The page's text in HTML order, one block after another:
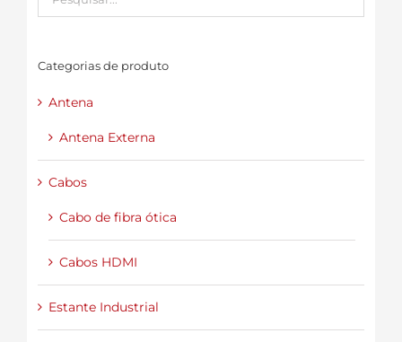
Categorias de produto
Antena
Antena Externa
Cabos
Cabo de fibra ótica
Cabos HDMI
Estante Industrial